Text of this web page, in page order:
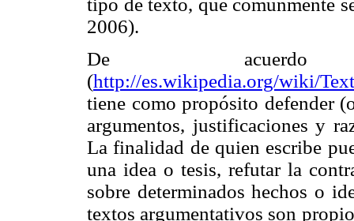
2006).
De
(http://es.wikipedia.org/wiki/
tiene como propósito defender
argumentos, justificaciones y
La finalidad de quien escribe
una idea o tesis, refutar la
sobre determinados hechos o
textos argumentativos son